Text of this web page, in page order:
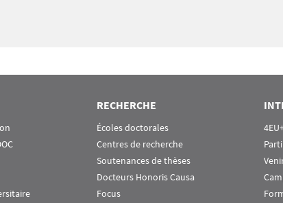
RECHERCHE
Écoles doctorales
Centres de recherche
Soutenances de thèses
Docteurs Honoris Causa
Focus